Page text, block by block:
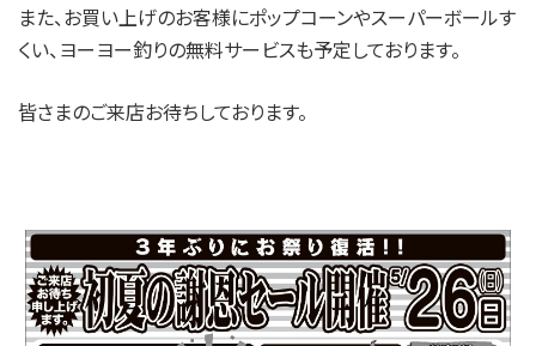
また、お買い上げのお客様にポップコーンやスーパーボールす
くい、ヨーヨー釣りの無料サービスも予定しております。
皆さまのご来店お待ちしております。